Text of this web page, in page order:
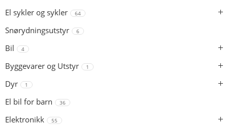
El sykler og sykler 64
Snørydningsutstyr 6
Bil 4
Byggevarer og Utstyr 1
Dyr 1
El bil for barn 36
Elektronikk 55